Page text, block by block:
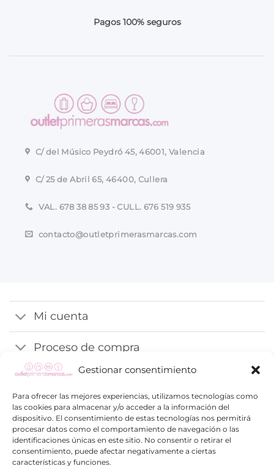
Gestionar consentimiento
Para ofrecer las mejores experiencias, utilizamos tecnologías como
las cookies para almacenar y/o acceder a la información del
dispositivo. El consentimiento de estas tecnologías nos permitirá
procesar datos como el comportamiento de navegación o las
identificaciones únicas en este sitio. No consentir o retirar el
consentimiento, puede afectar negativamente a ciertas
características y funciones.
Pagos 100% seguros
C/ del Músico Peydró 45, 46001, Valencia
C/ 25 de Abril 65, 46400, Cullera
VAL. 678 38 85 93 - CULL. 676 519 935
contacto@outletprimerasmarcas.com
Mi cuenta
Proceso de compra
Información